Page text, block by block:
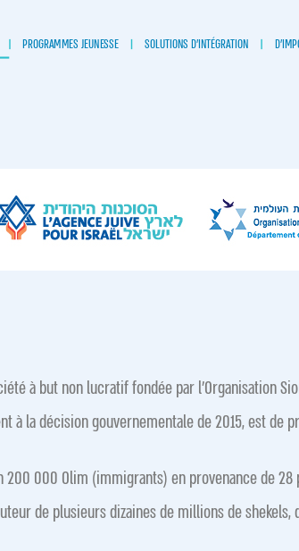
PROGRAMMES JEUNESSE SOLUTIONS D’INTÉGRATION
à but non lucratif fondée par l’Organisation
à la décision gouvernementale de 2015, est
200 000 Olim (immigrants) en provenance de 28
de plusieurs dizaines de millions de